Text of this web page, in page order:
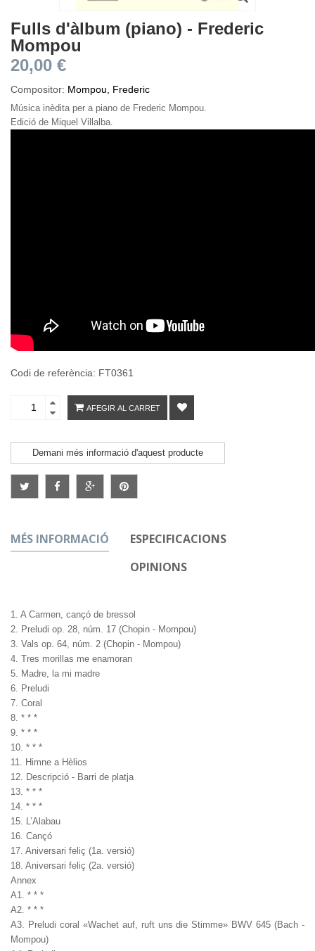
Fulls d'àlbum (piano) - Frederic
Mompou
20,00 €
Compositor: Mompou, Frederic
Música inèdita per a piano de Frederic Mompou.
Edició de Miquel Villalba.
Codi de referència: FT0361
AFEGIR AL CARRET
Demani més informació d'aquest producte
MÉS INFORMACIÓ
ESPECIFICACIONS
OPINIONS
1. A Carmen, cançó de bressol
2. Preludi op. 28, núm. 17 (Chopin - Mompou)
3. Vals op. 64, núm. 2 (Chopin - Mompou)
4. Tres morillas me enamoran
5. Madre, la mi madre
6. Preludi
7. Coral
8. * * *
9. * * *
10. * * *
11. Himne a Hèlios
12. Descripció - Barri de platja
13. * * *
14. * * *
15. L’Alabau
16. Cançó
17. Aniversari feliç (1a. versió)
18. Aniversari feliç (2a. versió)
Annex
A1. * * *
A2. * * *
A3. Preludi coral «Wachet auf, ruft uns die Stimme» BWV 645 (Bach -
Mompou)